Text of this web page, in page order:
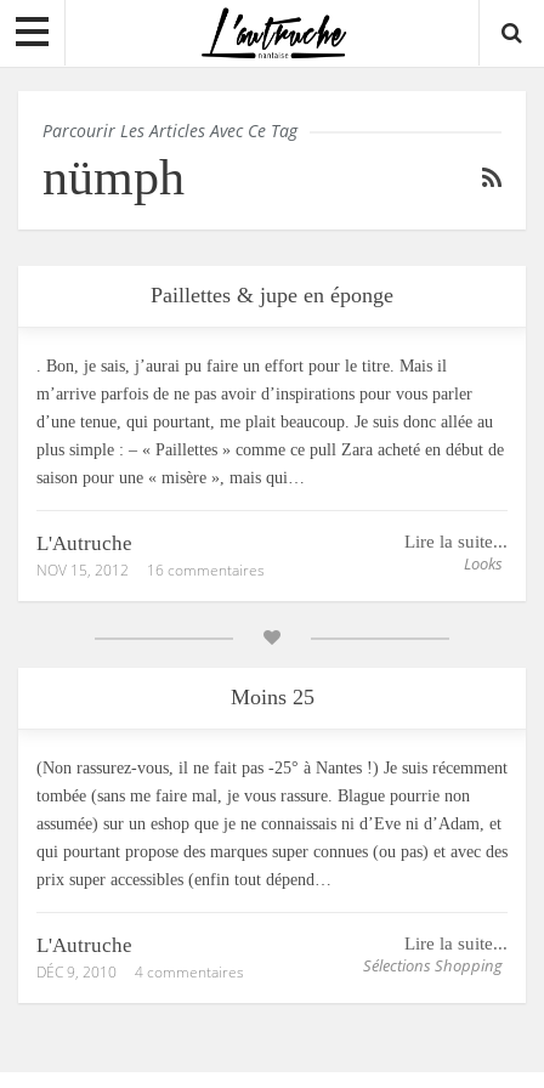
Parcourir Les Articles Avec Ce Tag
nümph
Paillettes & jupe en éponge
. Bon, je sais, j’aurai pu faire un effort pour le titre. Mais il
m’arrive parfois de ne pas avoir d’inspirations pour vous parler
d’une tenue, qui pourtant, me plait beaucoup. Je suis donc allée au
plus simple : – « Paillettes » comme ce pull Zara acheté en début de
saison pour une « misère », mais qui…
Lire la suite...
Looks
L'Autruche
NOV 15, 2012 16 commentaires
Moins 25
(Non rassurez-vous, il ne fait pas -25° à Nantes !) Je suis récemment
tombée (sans me faire mal, je vous rassure. Blague pourrie non
assumée) sur un eshop que je ne connaissais ni d’Eve ni d’Adam, et
qui pourtant propose des marques super connues (ou pas) et avec des
prix super accessibles (enfin tout dépend…
Lire la suite...
Sélections Shopping
L'Autruche
DÉC 9, 2010 4 commentaires